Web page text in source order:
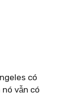
có
vẫn có